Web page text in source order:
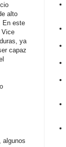
alto
En este
Vice
ya
capaz
algunos